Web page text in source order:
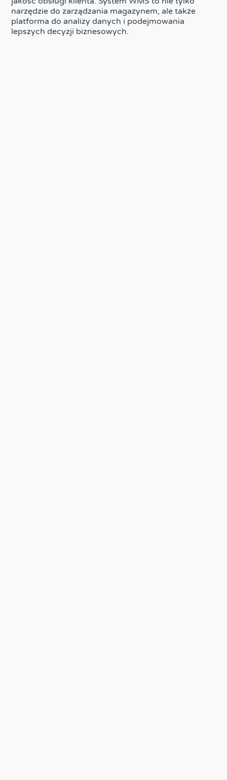
narzędzie do zarządzania magazynem, ale także
platforma do analizy danych i podejmowania
lepszych decyzji biznesowych.